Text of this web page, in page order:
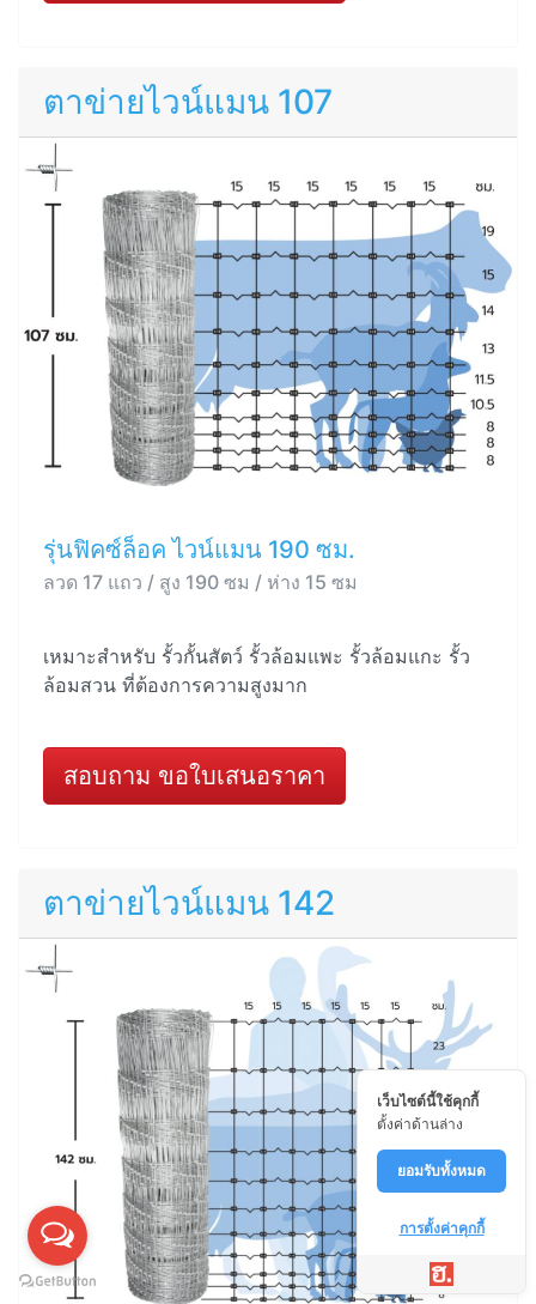
ตาข่ายไวน์แมน 107
รุ่นฟิคซ์ล็อค ไวน์แมน 190 ซม.
ลวด 17 แถว / สูง 190 ซม / ห่าง 15 ซม
เหมาะสำหรับ รั้วกั้นสัตว์ รั้วล้อมแพะ รั้วล้อมแกะ รั้ว
ล้อมสวน ที่ต้องการความสูงมาก
สอบถาม ขอใบเสนอราคา
ตาข่ายไวน์แมน 142
เว็บไซต์นี้ใช้คุกกี้
ตั้งค่าด้านล่าง
ยอมรับทั้งหมด
การตั้งค่าคุกกี้